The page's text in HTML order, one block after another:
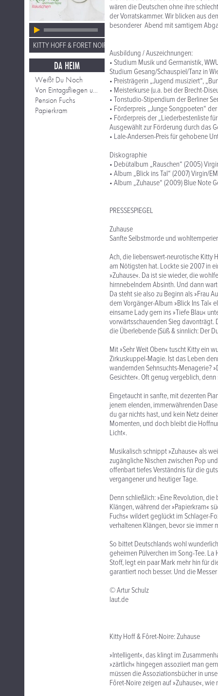
KITTY HOFF & FORET NOIR
DA HEIM
Weißt Du Noch
Von Eintagsfliegen und Schmetterlingen
Pension Fuchs
Papierkram
wären die Deutschen ohne ihre
der Vorratskammer. Wir blicken aus
besonderer Abend mit samtigem
Ausbildung / Auszeichnungen:
• Studium Musik und Germanistik,
Studium Gesang/Schauspiel/Tanz in
• Preisträgerin „Jugend musiziert“,
• Meisterkurse (u.a. bei der Brecht-
• Tonstudio-Stipendium der Berliner
• Förderpreis „Junge Songpoeten“
• Förderpreis der „Liederbestenliste
Ausgewählt zur Förderung durch das
• Lale-Andersen-Preis für gehobene
Diskographie
• Debütalbum „Rauschen“ (2005)
• Album „Blick ins Tal“ (2007) Virgin/
• Album „Zuhause“ (2009) Blue Note
PRESSESPIEGEL
Zuhause
Sanfte Selbstmorde und
Ach, die liebenswert-neurotische Kitty
am Nötigsten hat. Lockte sie 2007 in
»Zuhause«. Da ist sie wieder, die
hirnnebelndem Absinth. Und dann
Da steht sie also zu Beginn als »Frau
dem Vorgänger-Album »Blick Ins Tal«
einsame Lady gern ins »Tiefe Blau«
vorwärtsschauenden Sieg davonträgt.
die Überlebende (Süß & sinnlich: Der
Mit »Sehr Weit Oben« tuscht Kitty ein
Zirkuskuppel-Magie. Ist das Leben
wandernden Sehnsuchts-Menagerie?
Gesichter«. Oft genug vergeblich,
Eingetaucht in sanfte, mit dezenten
jenem elenden, immerwährenden
du gar nichts hast, und kein Netz
Momenten, und doch bleibt die
Licht«.
Musikalisch schnippt »Zuhause« als
zugängliche Nischen zwischen Pop
offenbart tiefes Verständnis für die
vergangener und heutiger Tage.
Denn schließlich: »Eine Revolution,
Klängen, während der »Papierkram«
Fuchs« wildert geglückt im Schlager-
verhaltenen Klängen, bevor sie
So bittet Deutschlands wohl
geheimen Pülverchen im Song-Tee.
Stoff, legt ein paar Mark mehr hin für
garantiert noch besser. Und die
© Artur Schulz
laut.de
Kitty Hoff & Fôret-Noire: Zuhause
»Intelligent«, das klingt im
»zärtlich« hingegen assoziiert man
müssen die Assoziationsbücher in
Fôret-Noire zeigen auf »Zuhause«,